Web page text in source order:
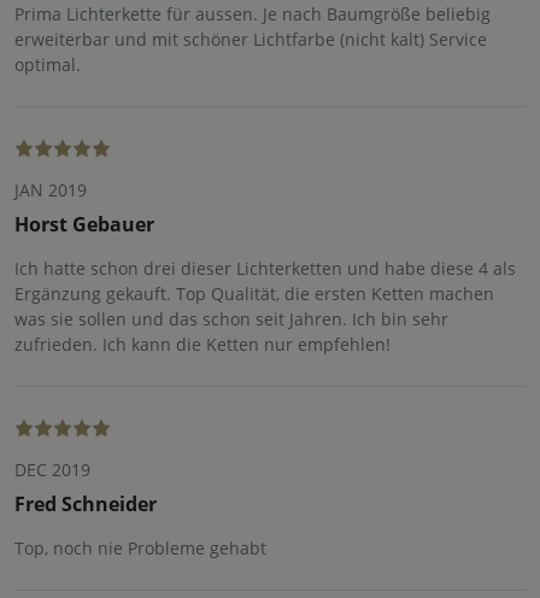
Prima Lichterkette für aussen. Je nach Baumgröße beliebig
erweiterbar und mit schöner Lichtfarbe (nicht kalt) Service
optimal.
JAN 2019
Horst Gebauer
Ich hatte schon drei dieser Lichterketten und habe diese 4 als
Ergänzung gekauft. Top Qualität, die ersten Ketten machen
was sie sollen und das schon seit Jahren. Ich bin sehr
zufrieden. Ich kann die Ketten nur empfehlen!
DEC 2019
Fred Schneider
Top, noch nie Probleme gehabt